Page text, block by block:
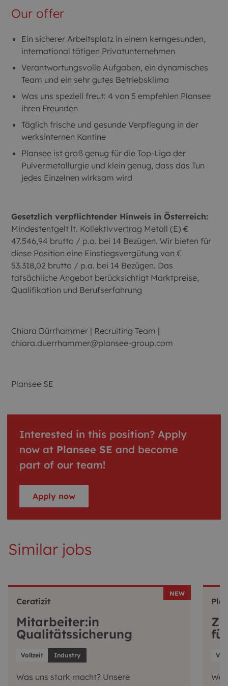
Our offer
Ein sicherer Arbeitsplatz in einem kerngesunden,
international tätigen Privatunternehmen
Verantwortungsvolle Aufgaben, ein dynamisches
Team und ein sehr gutes Betriebsklima
Was uns speziell freut: 4 von 5 empfehlen Plansee
ihren Freunden
Täglich frische und gesunde Verpflegung in der
werksinternen Kantine
Plansee ist groß genug für die Top-Liga der
Pulvermetallurgie und klein genug, dass das Tun
jedes Einzelnen wirksam wird
Gesetzlich verpflichtender Hinweis in Österreich:
Mindestentgelt lt. Kollektivvertrag Metall (E) €
47.546,94 brutto / p.a. bei 14 Bezügen. Wir bieten für
diese Position eine Einstiegsvergütung von €
53.318,02 brutto / p.a. bei 14 Bezügen. Das
tatsächliche Angebot berücksichtigt Marktpreise,
Qualifikation und Berufserfahrung
Chiara Dürrhammer | Recruiting Team |
chiara.duerrhammer@plansee-group.com
Plansee SE
Interested in this position? Apply
now at Plansee SE and become
part of our team!
Apply now
Similar jobs
Ceratizit
Mitarbeiter:in
Qualitätssicherung
Vollzeit Industry
Was uns stark macht? Unsere
NEW